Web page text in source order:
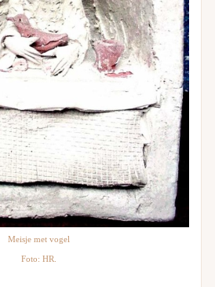
Meisje met vogel
Foto: HR.